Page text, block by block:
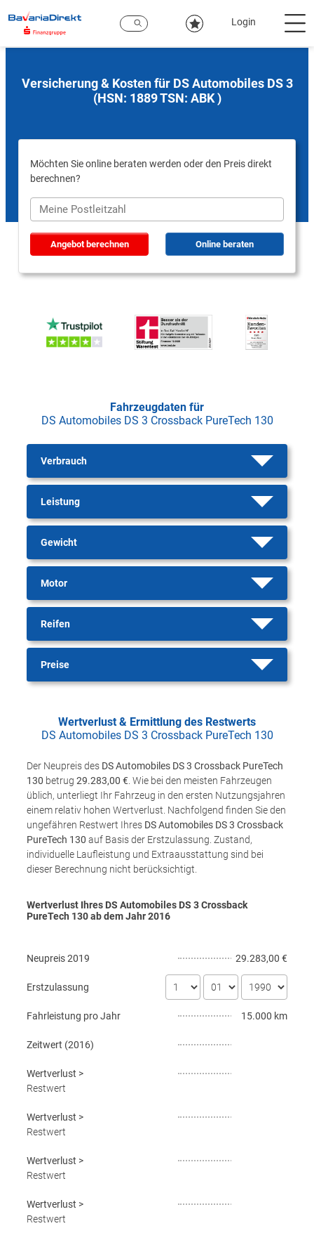
Hauptinhalt
Login
Versicherung & Kosten für DS Automobiles DS 3
(HSN: 1889 TSN: ABK )
Möchten Sie online beraten werden oder den Preis direkt
berechnen?
Angebot berechnen Online beraten
Fahrzeugdaten für
DS Automobiles DS 3 Crossback PureTech 130
Verbrauch
Leistung
Gewicht
Motor
Reifen
Preise
Wertverlust & Ermittlung des Restwerts
DS Automobiles DS 3 Crossback PureTech 130
Der Neupreis des DS Automobiles DS 3 Crossback PureTech
130 betrug 29.283,00 € . Wie bei den meisten Fahrzeugen
üblich, unterliegt Ihr Fahrzeug in den ersten Nutzungsjahren
einem relativ hohen Wertverlust. Nachfolgend finden Sie den
ungefähren Restwert Ihres DS Automobiles DS 3 Crossback
PureTech 130 auf Basis der Erstzulassung. Zustand,
individuelle Laufleistung und Extraausstattung sind bei
dieser Berechnung nicht berücksichtigt.
Wertverlust Ihres DS Automobiles DS 3 Crossback
PureTech 130 ab dem Jahr2016
Neupreis2019 29.283,00 €
Erstzulassung
Fahrleistung pro Jahr 15.000 km
Zeitwert (2016)
Wertverlust >
Restwert
Wertverlust >
Restwert
Wertverlust >
Restwert
Wertverlust >
Restwert